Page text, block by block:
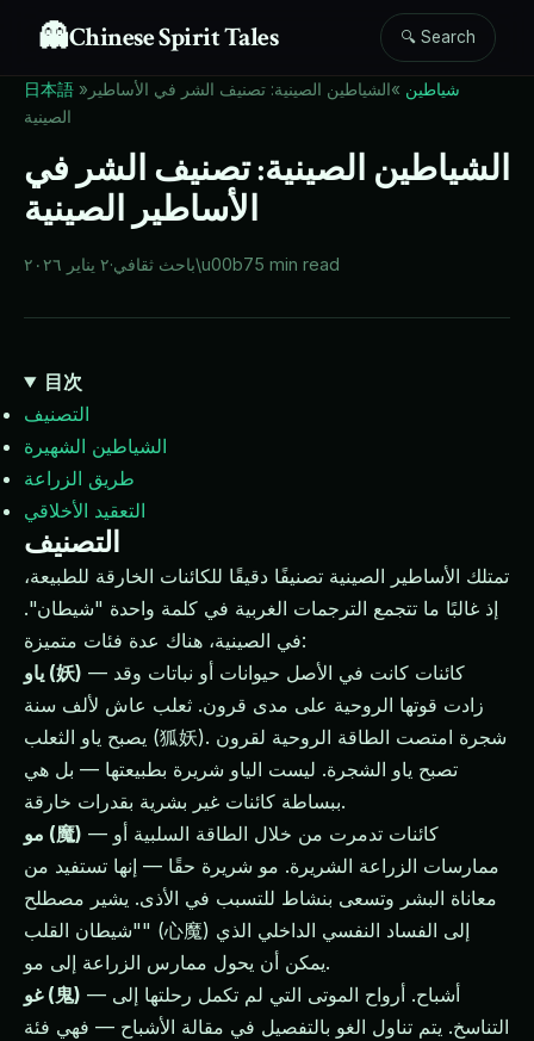
👻Chinese Spirit Tales 🔍 Search
日本語 » شياطين »الشياطين الصينية: تصنيف الشر في الأساطير
الصينية
الشياطين الصينية: تصنيف الشر في
الأساطير الصينية
٢ يناير ٢٠٢٦·باحث ثقافي\u00b75 min read
目次
التصنيف
الشياطين الشهيرة
طريق الزراعة
التعقيد الأخلاقي
التصنيف
تمتلك الأساطير الصينية تصنيفًا دقيقًا للكائنات الخارقة للطبيعة،
إذ غالبًا ما تتجمع الترجمات الغربية في كلمة واحدة "شيطان".
في الصينية، هناك عدة فئات متميزة:
ياو (妖) — كائنات كانت في الأصل حيوانات أو نباتات وقد
زادت قوتها الروحية على مدى قرون. ثعلب عاش لألف سنة
يصبح ياو الثعلب (狐妖). شجرة امتصت الطاقة الروحية لقرون
تصبح ياو الشجرة. ليست الياو شريرة بطبيعتها — بل هي
ببساطة كائنات غير بشرية بقدرات خارقة.
مو (魔) — كائنات تدمرت من خلال الطاقة السلبية أو
ممارسات الزراعة الشريرة. مو شريرة حقًا — إنها تستفيد من
معاناة البشر وتسعى بنشاط للتسبب في الأذى. يشير مصطلح
"شيطان القلب" (心魔) إلى الفساد النفسي الداخلي الذي
يمكن أن يحول ممارس الزراعة إلى مو.
غو (鬼) — أشباح. أرواح الموتى التي لم تكمل رحلتها إلى
التناسخ. يتم تناول الغو بالتفصيل في مقالة الأشباح — فهي فئة